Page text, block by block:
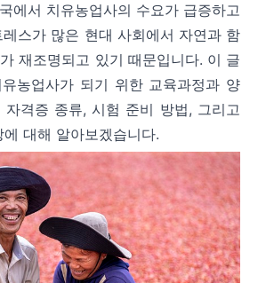
에서 치유농업사의 수요가 급증하고
스가 많은 현대 사회에서 자연과 함
재조명되고 있기 때문입니다. 이 글
농업사가 되기 위한 교육과정과 양
자격증 종류, 시험 준비 방법, 그리고
대해 알아보겠습니다.